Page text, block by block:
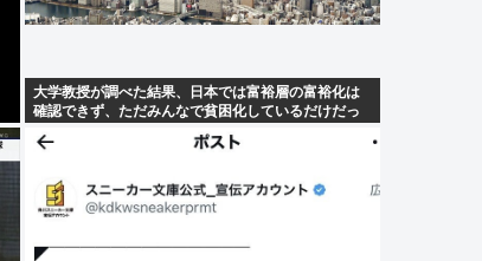
大学教授が調べた結果、日本では富裕層の富裕化は
確認できず、ただみんなで貧困化しているだけだっ